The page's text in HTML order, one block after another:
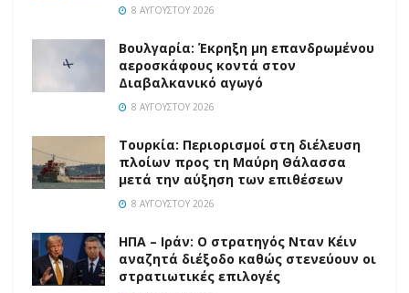
8 ΑΥΓΟΎΣΤΟΥ 2026
Βουλγαρία: Έκρηξη μη επανδρωμένου
αεροσκάφους κοντά στον
Διαβαλκανικό αγωγό
8 ΑΥΓΟΎΣΤΟΥ 2026
Τουρκία: Περιορισμοί στη διέλευση
πλοίων προς τη Μαύρη Θάλασσα
μετά την αύξηση των επιθέσεων
8 ΑΥΓΟΎΣΤΟΥ 2026
ΗΠΑ – Ιράν: Ο στρατηγός Νταν Κέιν
αναζητά διέξοδο καθώς στενεύουν οι
στρατιωτικές επιλογές